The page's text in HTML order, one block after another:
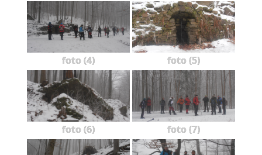
foto (4) foto (5)
foto (6) foto (7)